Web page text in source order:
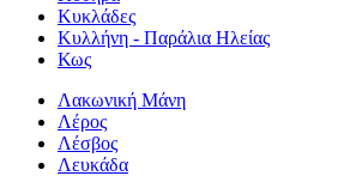
Κυκλάδες
Κυλλήνη - Παράλια Ηλείας
Κως
Λακωνική Μάνη
Λέρος
Λέσβος
Λευκάδα